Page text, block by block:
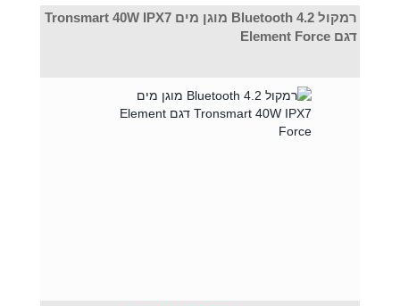
רמקול Bluetooth 4.2 מוגן מים Tronsmart 40W IPX7
דגם Element Force